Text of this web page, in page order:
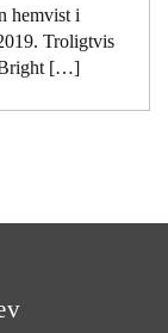
hemvist i
Troligtvis
Bright […]